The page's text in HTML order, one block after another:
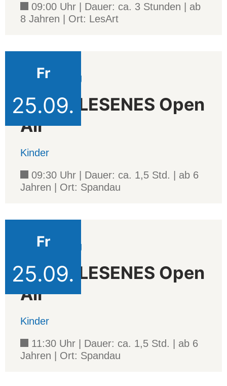
09:00 Uhr | Dauer: ca. 3 Stunden | ab
8 Jahren | Ort: LesArt
Fr
25.09.
Veranstaltung
AUSERLESENES Open
Air
Kinder
09:30 Uhr | Dauer: ca. 1,5 Std. | ab 6
Jahren | Ort: Spandau
Fr
25.09.
Veranstaltung
AUSERLESENES Open
Air
Kinder
11:30 Uhr | Dauer: ca. 1,5 Std. | ab 6
Jahren | Ort: Spandau